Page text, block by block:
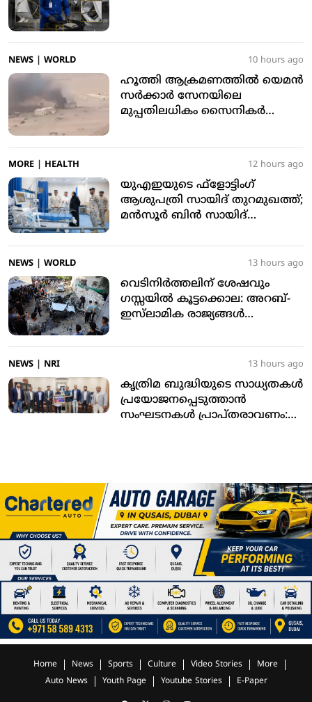
NEWS WORLD 10 hours ago
ഹൂത്തി ആക്രമണത്തില്‍ യെമന്‍
സര്‍ക്കാര്‍ സേനയിലെ
മുപ്പതിലധികം സൈനികര്‍
MORE HEALTH 12 hours ago
യുഎഇയുടെ ഫ്‌ളോട്ടിംഗ്
ആശുപത്രി സായിദ് തുറമുഖത്ത്;
മന്‍സൂര്‍ ബിന്‍ സായിദ്
NEWS WORLD 13 hours ago
വെടിനിര്‍ത്തലിന് ശേഷവും
ഗസ്സയില്‍ കൂട്ടക്കൊല: അറബ്-
ഇസ്‌ലാമിക രാജ്യങ്ങള്‍
NEWS NRI 13 hours ago
കൃത്രിമ ബുദ്ധിയുടെ സാധ്യതകള്‍
പ്രയോജനപ്പെടുത്താന്‍
സംഘടനകള്‍ പ്രാപ്തരാവണം:
Home News Sports Culture Video Stories
More
Auto News
Youth Page Youtube Stories E-Paper